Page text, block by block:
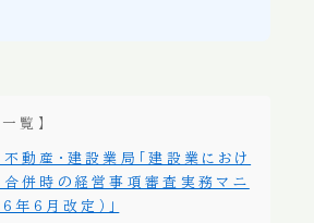
覧】
動産・建設業局「建設業におけ
合併時の経営事項審査実務マニ
年6月改定）」